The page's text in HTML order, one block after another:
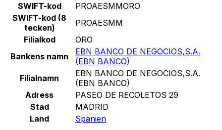
SWIFT-kod
PROAESMMORO
SWIFT-kod (8
tecken)
PROAESMM
Filialkod
ORO
Bankens namn
EBN BANCO DE NEGOCIOS,S.A.
(EBN BANCO)
Filialnamn
EBN BANCO DE NEGOCIOS,S.A.
(EBN BANCO)
Adress
PASEO DE RECOLETOS 29
Stad
MADRID
Land
Spanien